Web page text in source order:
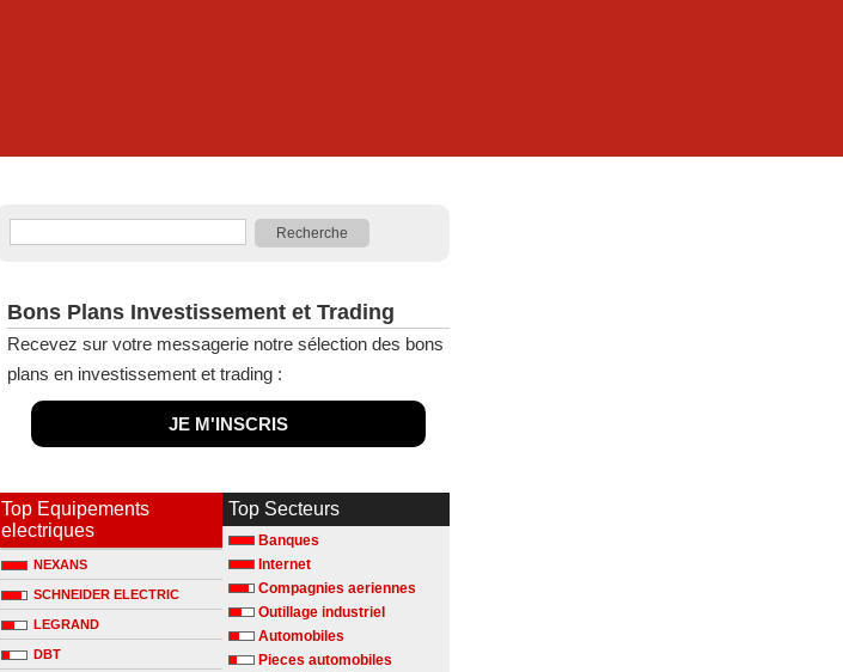
Bons Plans Investissement et Trading
Recevez sur votre messagerie notre sélection des bons
plans en investissement et trading :
JE M'INSCRIS
Top Equipements
electriques
NEXANS
SCHNEIDER ELECTRIC
LEGRAND
DBT
Top Secteurs
Banques
Internet
Compagnies aeriennes
Outillage industriel
Automobiles
Pieces automobiles